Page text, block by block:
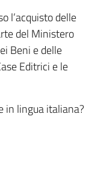
l’acquisto delle
del Ministero
Beni e delle
Editrici e le
in lingua italiana?